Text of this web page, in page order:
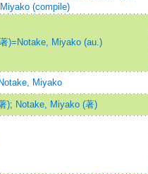
(compile)
)=Notake, Miyako (au.)
Notake, Miyako
); Notake, Miyako (著)